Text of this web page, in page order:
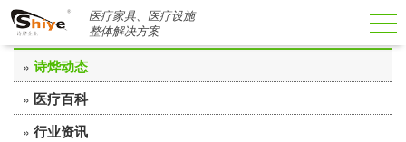
医疗家具、医疗设施
整体解决方案
医疗百科
» 诗烨动态
» 医疗百科
» 行业资讯